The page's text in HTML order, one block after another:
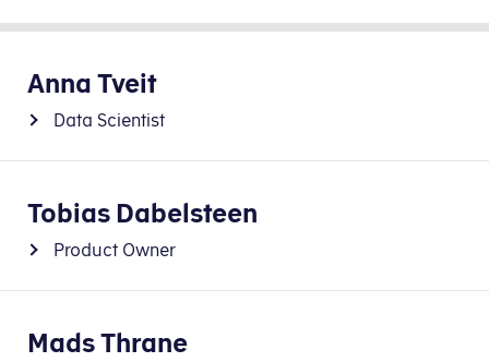
Anna Tveit
Data Scientist
Tobias Dabelsteen
Product Owner
Mads Thrane